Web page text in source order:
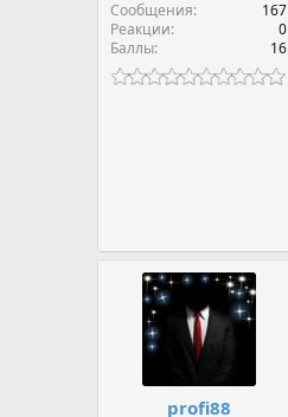
Сообщения
167
Реакции
0
Баллы
16
profi88